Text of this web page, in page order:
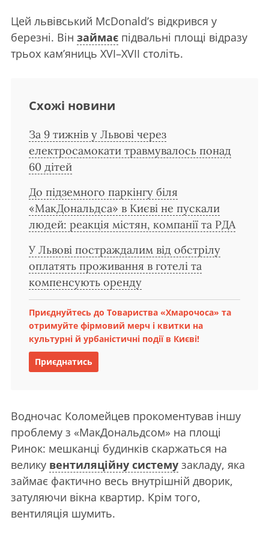
Цей львівський McDonald’s відкрився у
березні. Він займає підвальні площі відразу
трьох кам’яниць XVI–XVII століть.
Схожі новини
За 9 тижнів у Львові через
електросамокати травмувалось понад
60 дітей
До підземного паркінгу біля
«МакДональдса» в Києві не пускали
людей: реакція містян, компанії та РДА
У Львові постраждалим від обстрілу
оплатять проживання в готелі та
компенсують оренду
Приєднуйтесь до Товариства «Хмарочоса» та
отримуйте фірмовий мерч і квитки на
культурні й урбаністичні події в Києві!
Приєднатись
Водночас Коломейцев прокоментував іншу
проблему з «МакДональдсом» на площі
Ринок: мешканці будинків скаржаться на
велику вентиляційну систему закладу, яка
займає фактично весь внутрішній дворик,
затуляючи вікна квартир. Крім того,
вентиляція шумить.